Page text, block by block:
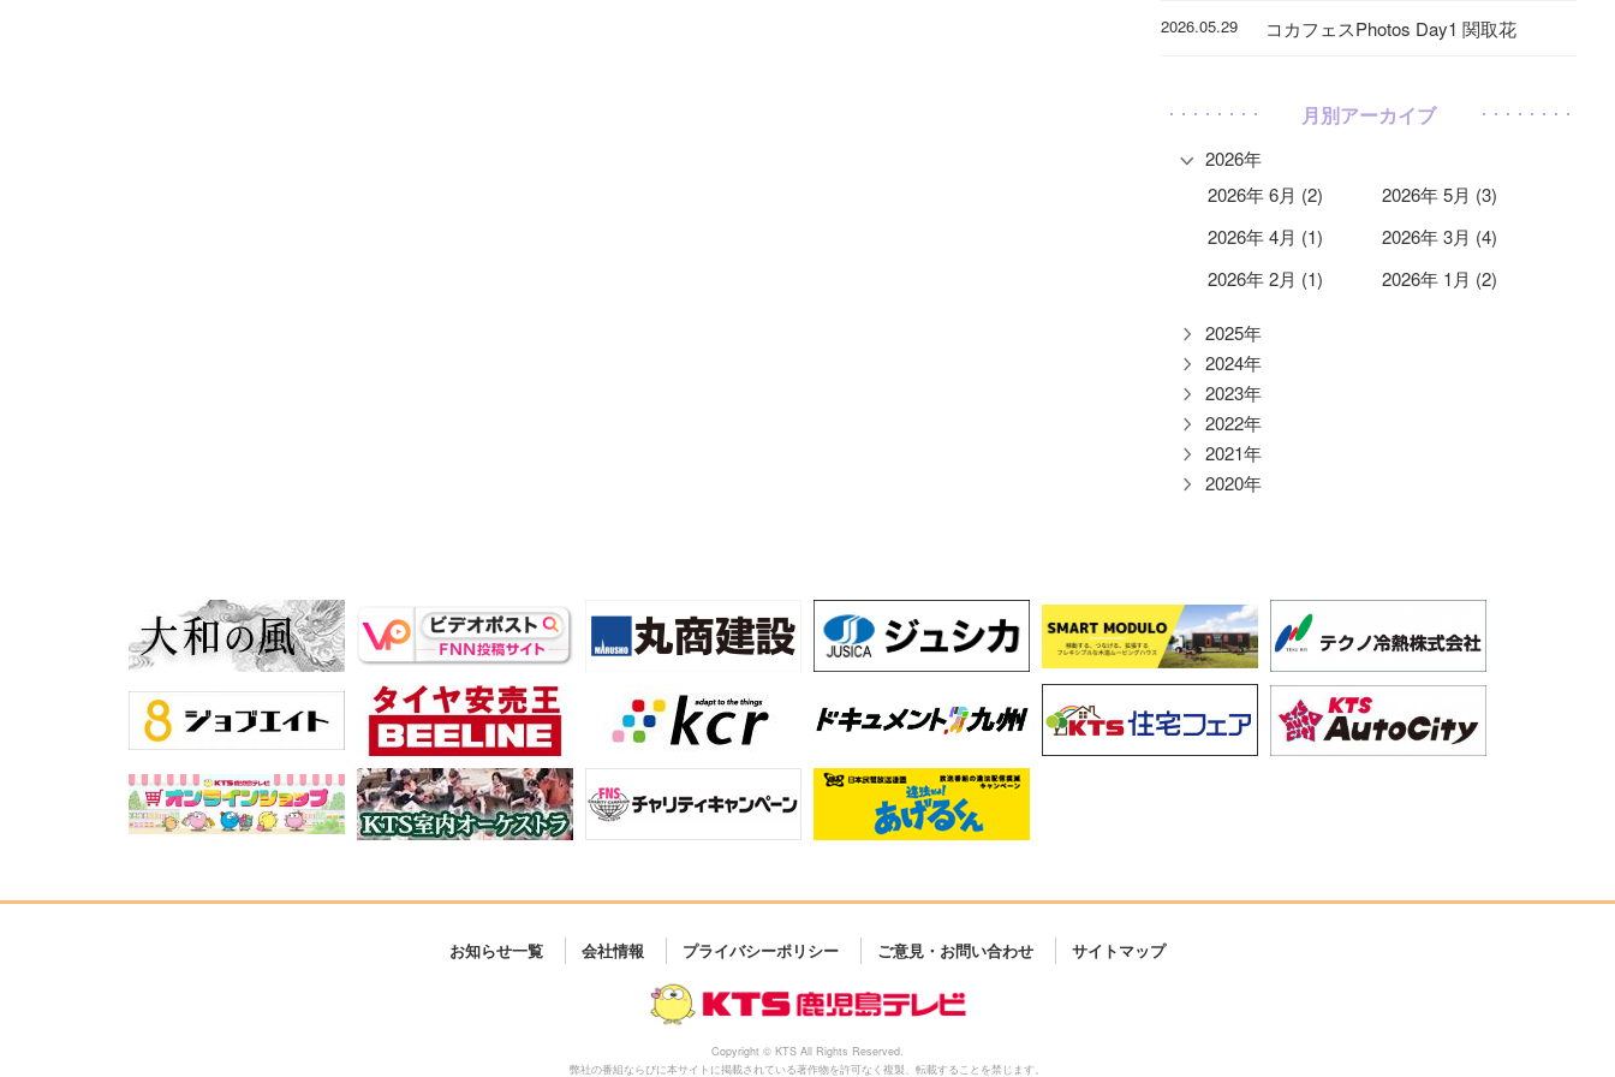
2026.05.29 コカフェスPhotos Day1 関取花
月別アーカイブ
2026年
2026年 6月 (2)
2026年 5月 (3)
2026年 4月 (1)
2026年 3月 (4)
2026年 2月 (1)
2026年 1月 (2)
2025年
2024年
2023年
2022年
2021年
2020年
お知らせ一覧 会社情報 プライバシーポリシー ご意見・お問い合わせ サイトマップ
Copyright © KTS All Rights Reserved.
弊社の番組ならびに本サイトに掲載されている著作物を許可なく複製、転載することを禁じます。